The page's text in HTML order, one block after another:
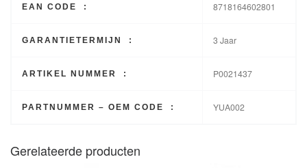
EAN CODE : 8718164602801
GARANTIETERMIJN : 3 Jaar
ARTIKEL NUMMER : P0021437
PARTNUMMER – OEM CODE : YUA002
Gerelateerde producten